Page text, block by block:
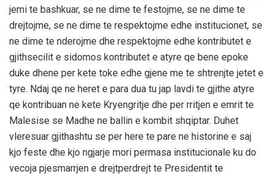
jemi te bashkuar, se ne dime te festojme, se ne dime te
drejtojme, se ne dime te respektojme edhe institucionet, se
ne dime te nderojme dhe respektojme edhe kontributet e
gjithsecilit e sidomos kontributet e atyre qe bene epoke
duke dhene per kete toke edhe gjene me te shtrenjte jetet e
tyre. Ndaj qe ne heret e para dua tu jap lavdi te gjithe atyre
qe kontribuan ne kete Kryengritje dhe per rritjen e emrit te
Malesise se Madhe ne ballin e kombit shqiptar. Duhet
vleresuar gjithashtu se per here te pare ne historine e saj
kjo feste dhe kjo ngjarje mori permasa institucionale ku do
vecoja pjesmarrjen e drejtperdrejt te Presidentit te